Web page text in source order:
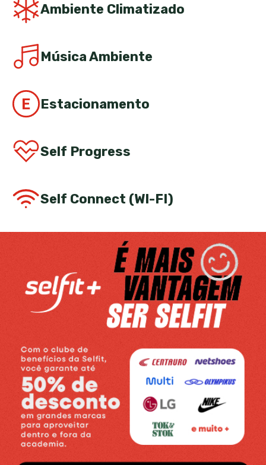
Ambiente Climatizado
Música Ambiente
Estacionamento
Self Progress
Self Connect (WI-FI)